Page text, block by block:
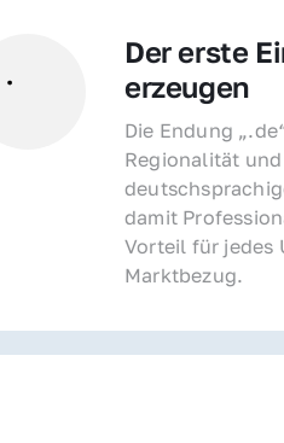
Der erste
erzeugen
Die Endung
Regionalität
damit
Vorteil für jedes
Marktbezug.